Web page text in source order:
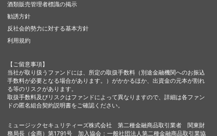
酒類販売管理者標識の掲示
勧誘方針
反社会的勢力に対する基本方針
利用規約
【ご留意事項】
当社が取り扱うファンドには、所定の取扱手数料（別途金融機関へのお振込
手数料が必要となる場合があります。）がかかるほか、出資金の元本が割れ
る等のリスクがあります。
取扱手数料及びリスクはファンドによって異なりますので、詳細は各ファン
ドの匿名組合契約説明書をご確認ください。
ミュージックセキュリティーズ株式会社 第二種金融商品取引業者 関東財
務局長（金商）第1791号 加入協会：一般社団法人第二種金融商品取引業協